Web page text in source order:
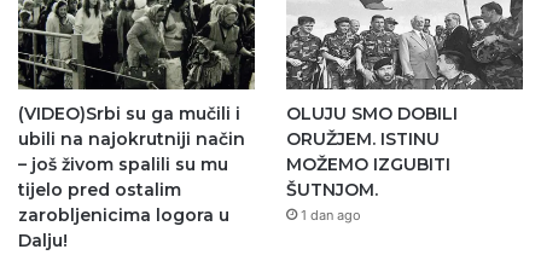
(VIDEO)Srbi su ga mučili i
ubili na najokrutniji način
– još živom spalili su mu
tijelo pred ostalim
zarobljenicima logora u
Dalju!
OLUJU SMO DOBILI
ORUŽJEM. ISTINU
MOŽEMO IZGUBITI
ŠUTNJOM.
1 dan ago